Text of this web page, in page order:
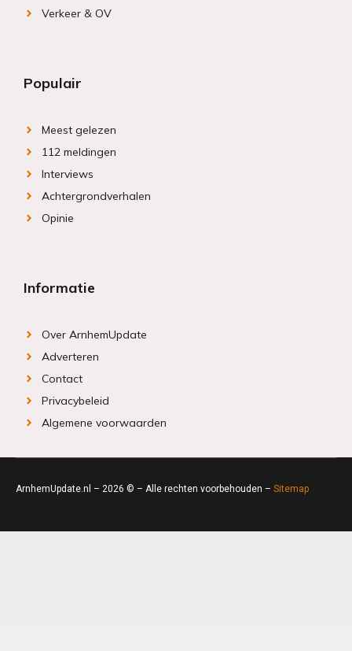
Verkeer & OV
Populair
Meest gelezen
112 meldingen
Interviews
Achtergrondverhalen
Opinie
Informatie
Over ArnhemUpdate
Adverteren
Contact
Privacybeleid
Algemene voorwaarden
ArnhemUpdate.nl – 2026 © – Alle rechten voorbehouden – Sitemap